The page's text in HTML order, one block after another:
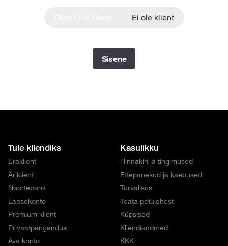
Ei ole klient
Sisene
Tule kliendiks
Eraklient
Äriklient
Noortepank
Lapsekonto
Premium klient
Privaatpangandus
Ava konto
Kasulikku
Hinnakiri ja tingimused
Ettepanekud ja kaebused
Turvalisus
Teata petulehest
Küpsised
Kliendiandmed
KKK